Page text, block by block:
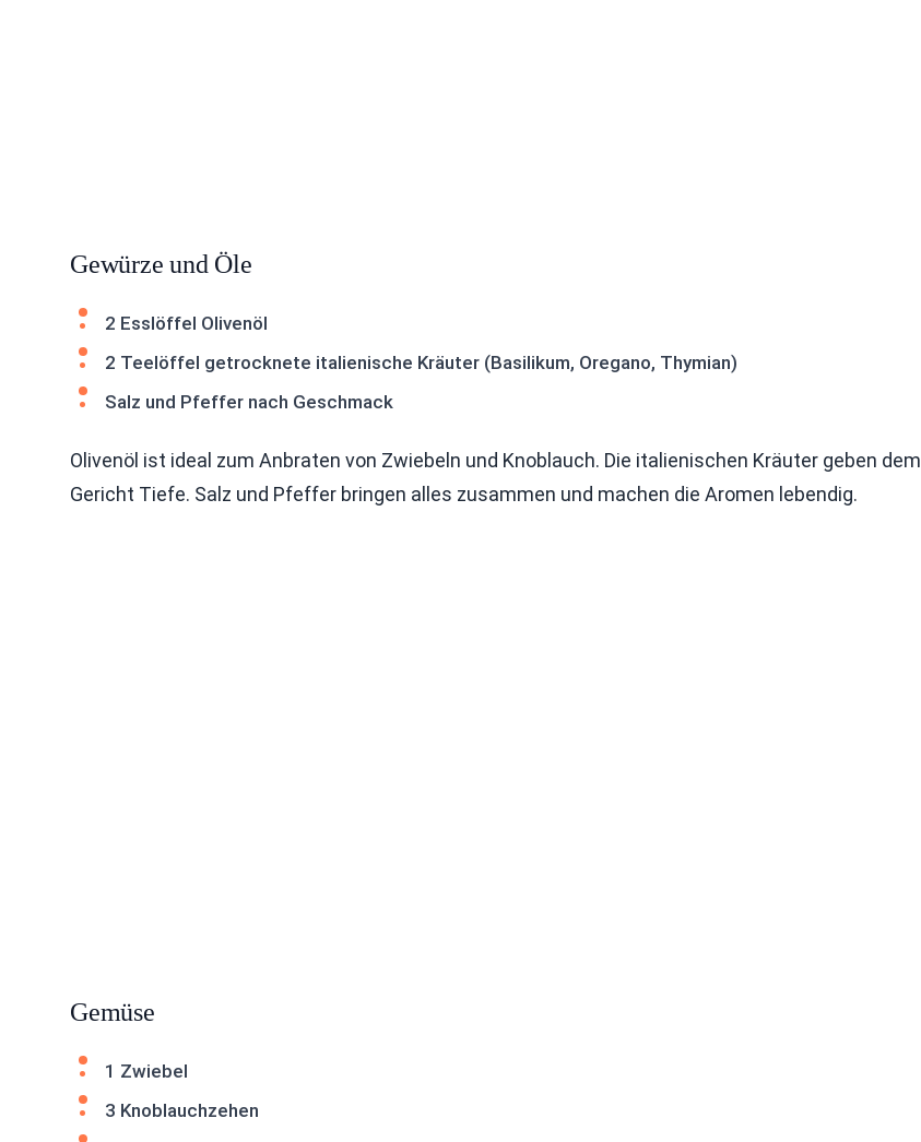
Gewürze und Öle
2 Esslöffel Olivenöl
2 Teelöffel getrocknete italienische Kräuter (Basilikum, Oregano, Thymian)
Salz und Pfeffer nach Geschmack
Olivenöl ist ideal zum Anbraten von Zwiebeln und Knoblauch. Die italienischen Kräuter geben dem
Gericht Tiefe. Salz und Pfeffer bringen alles zusammen und machen die Aromen lebendig.
Gemüse
1 Zwiebel
3 Knoblauchzehen